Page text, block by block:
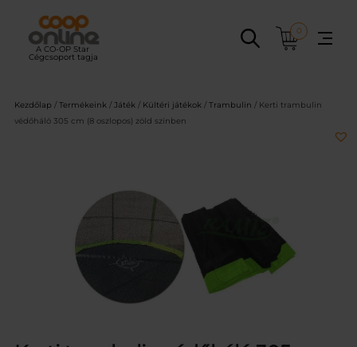
tartalomhoz
0
Kezdőlap / Termékeink / Játék / Kültéri játékok / Trambulin / Kerti trambulin
védőháló 305 cm (8 oszlopos) zöld színben